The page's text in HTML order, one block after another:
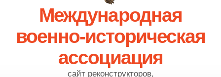
Международная
военно-историческая
ассоциация
сайт реконструкторов,